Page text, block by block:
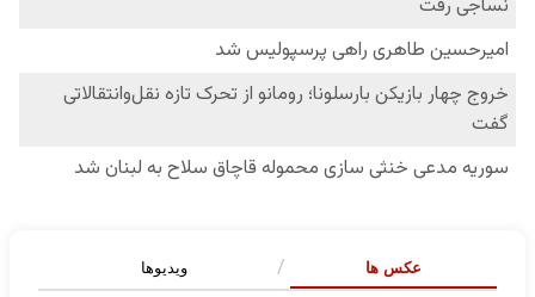
عکس ها ویدیوها